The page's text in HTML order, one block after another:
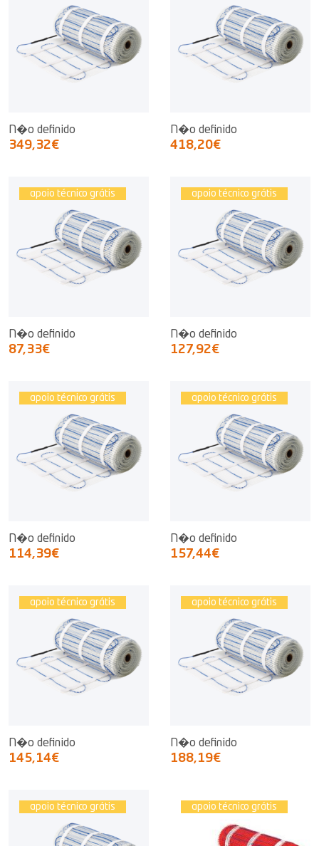
N�o definido
349,32€
N�o definido
418,20€
apoio técnico grátis
N�o definido
87,33€
apoio técnico grátis
N�o definido
127,92€
apoio técnico grátis
N�o definido
114,39€
apoio técnico grátis
N�o definido
157,44€
apoio técnico grátis
N�o definido
145,14€
apoio técnico grátis
N�o definido
188,19€
apoio técnico grátis apoio técnico grátis